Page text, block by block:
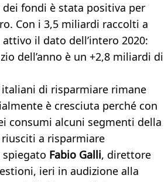
fondi è stata positiva per
Con i 3,5 miliardi raccolti a
il dato dell’intero 2020:
dell’anno è un +2,8 miliardi di
italiani di risparmiare rimane
è cresciuta perché con
consumi alcuni segmenti della
a risparmiare
Fabio Galli, direttore
ieri in audizione alla